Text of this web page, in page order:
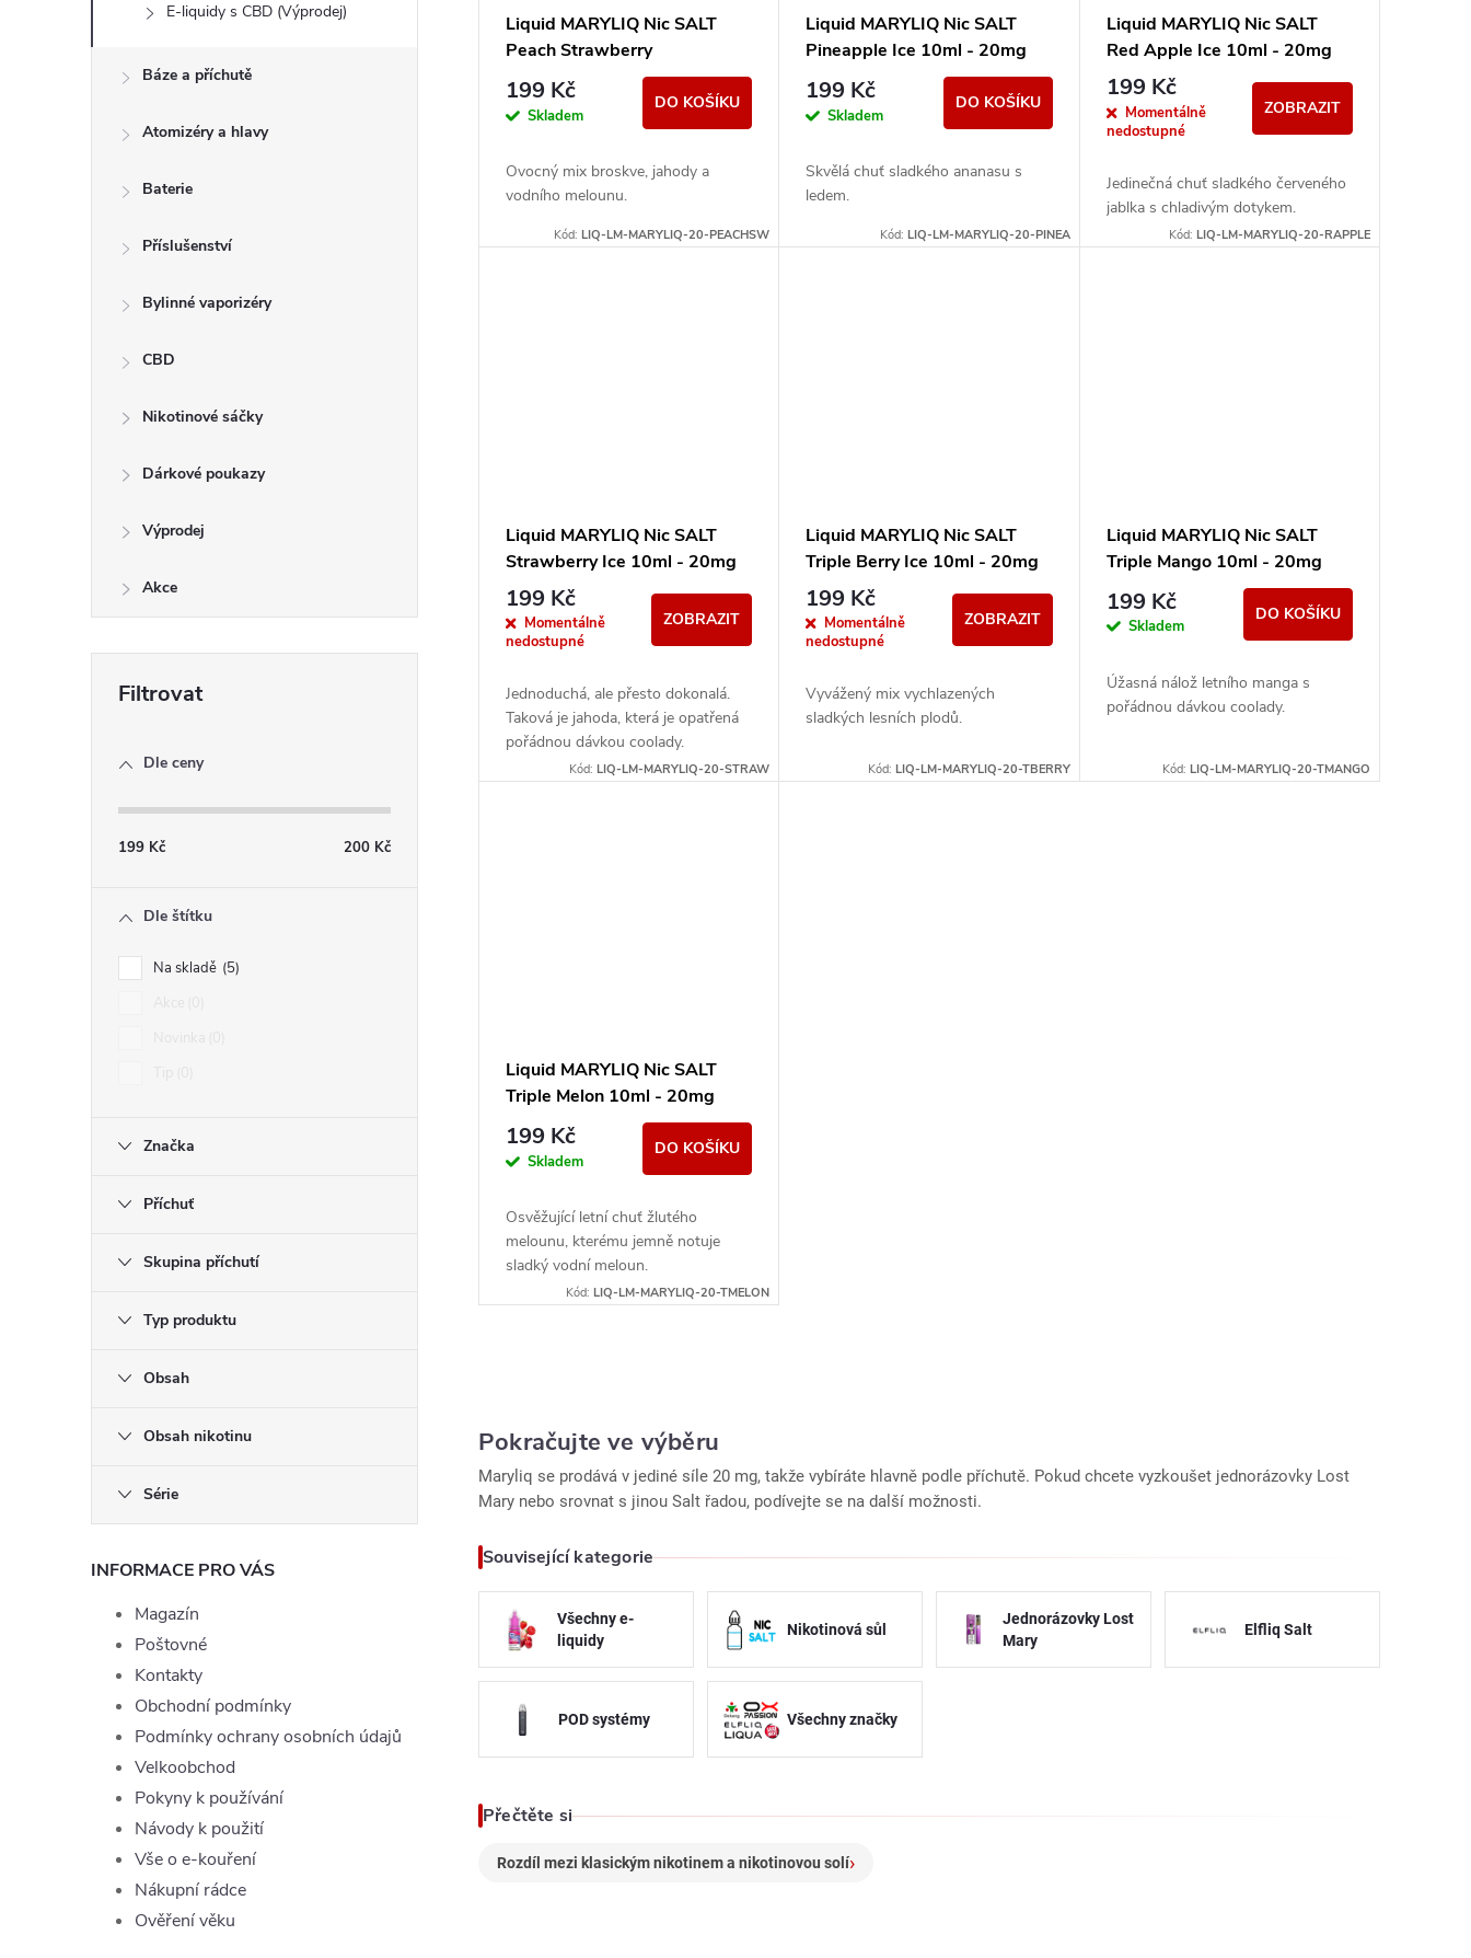
E-liquidy s CBD (Výprodej)
Báze a příchutě
Atomizéry a hlavy
Baterie
Příslušenství
Bylinné vaporizéry
CBD
Nikotinové sáčky
Dárkové poukazy
Výprodej
Akce
Dle ceny
199 Kč 200 Kč
Dle štítku
Na skladě 5
Značka
Příchuť
Skupina příchutí
Typ produktu
Obsah
Obsah nikotinu
Série
INFORMACE PRO VÁS
Magazín
Poštovné
Kontakty
Obchodní podmínky
Podmínky ochrany osobních údajů
Velkoobchod
Pokyny k používání
Návody k použití
Vše o e-kouření
Nákupní rádce
Ověření věku
Liquid MARYLIQ Nic SALT
Peach Strawberry
Watermelon Ice 10ml - 20mg
199 Kč
Skladem
DO KOŠÍKU
Ovocný mix broskve, jahody a
vodního melounu.
Kód:LIQ-LM-MARYLIQ-20-PEACHSW
Liquid MARYLIQ Nic SALT
Pineapple Ice 10ml - 20mg
199 Kč
Skladem
DO KOŠÍKU
Skvělá chuť sladkého ananasu s
ledem.
Kód: LIQ-LM-MARYLIQ-20-PINEA
Liquid MARYLIQ Nic SALT
Red Apple Ice 10ml - 20mg
199 Kč
Momentálně
nedostupné
ZOBRAZIT
Jedinečná chuť sladkého červeného
jablka s chladivým dotykem.
Kód: LIQ-LM-MARYLIQ-20-RAPPLE
Liquid MARYLIQ Nic SALT
Strawberry Ice 10ml - 20mg
199 Kč
Momentálně
nedostupné
ZOBRAZIT
Jednoduchá, ale přesto dokonalá.
Taková je jahoda, která je opatřená
pořádnou dávkou coolady.
Kód:LIQ-LM-MARYLIQ-20-STRAW
Liquid MARYLIQ Nic SALT
Triple Berry Ice 10ml - 20mg
199 Kč
Momentálně
nedostupné
ZOBRAZIT
Vyvážený mix vychlazených
sladkých lesních plodů.
Kód: LIQ-LM-MARYLIQ-20-TBERRY
Liquid MARYLIQ Nic SALT
Triple Mango 10ml - 20mg
199 Kč
Skladem
DO KOŠÍKU
Úžasná nálož letního manga s
pořádnou dávkou coolady.
Kód: LIQ-LM-MARYLIQ-20-TMANGO
Liquid MARYLIQ Nic SALT
Triple Melon 10ml - 20mg
199 Kč
Skladem
DO KOŠÍKU
Osvěžující letní chuť žlutého
melounu, kterému jemně notuje
sladký vodní meloun.
Kód:LIQ-LM-MARYLIQ-20-TMELON
v
l
á
d
a
í
v
Pokračujte ve výběru
Maryliq se prodává v jediné síle 20 mg, takže vybíráte hlavně podle příchutě. Pokud chcete vyzkoušet jednorázovky Lost
Mary nebo srovnat s jinou Salt řadou, podívejte se na další možnosti.
Související kategorie
Všechny e-
liquidy
Nikotinová sůl
Jednorázovky Lost
Mary
Elfliq Salt
POD systémy Všechny značky
Přečtěte si
Rozdíl mezi klasickým nikotinem a nikotinovou solí